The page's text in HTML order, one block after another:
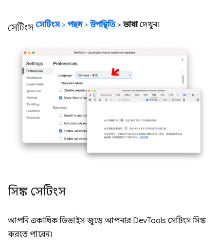
সেটিংস সেটিংস> পছন্দ> উপস্থিতি> ভাষাদেখুন।
সিঙ্ক সেটিংস
আপনি একাধিক ডিভাইস জুড়ে আপনার DevTools সেটিংস সিঙ্ক
করতে পারেন।